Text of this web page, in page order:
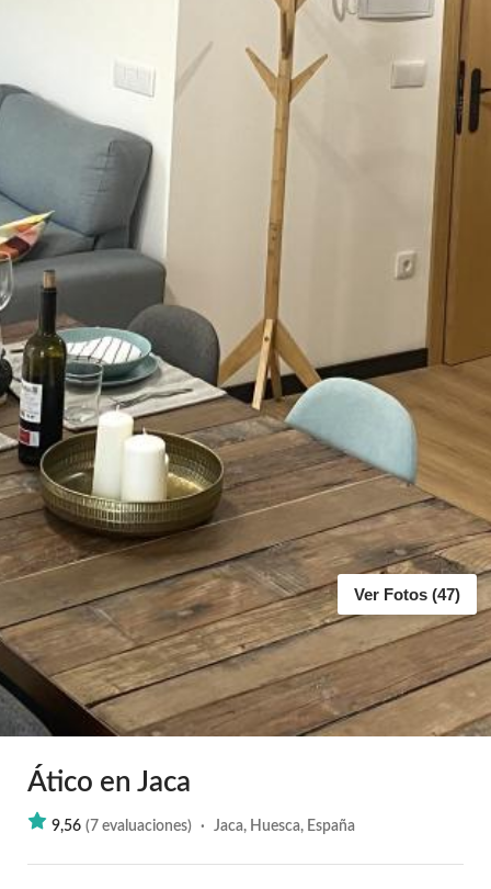
Ver Fotos (47)
Ático en Jaca
9,56 (7 evaluaciones) · Jaca, Huesca, España